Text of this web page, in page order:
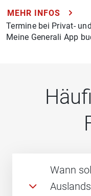
MEHR INFOS
Termine bei Privat-
Meine Generali App
Wann